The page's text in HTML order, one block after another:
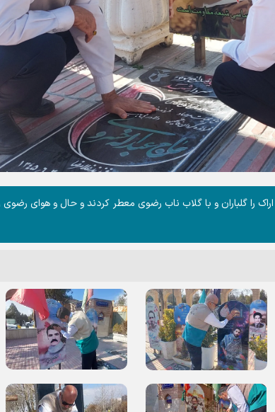
را گلباران و با گلاب ناب رضوی معطر کردند و حال و هوای رضوی